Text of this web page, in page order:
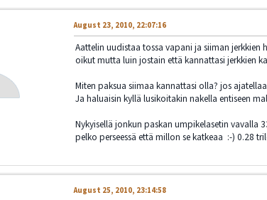
August 23, 2010, 22:07:16
Aattelin uudistaa tossa vapani ja siiman jerkkien
oikut mutta luin jostain että kannattasi jerkkien
Miten paksua siimaa kannattasi olla? jos
Ja haluaisin kyllä lusikoitakin nakella entiseen
Nykyisellä jonkun paskan umpikelasetin
pelko perseessä että millon se katkeaa :-) 0.28
August 25, 2010, 23:14:58